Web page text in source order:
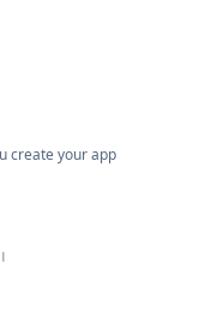
create your app